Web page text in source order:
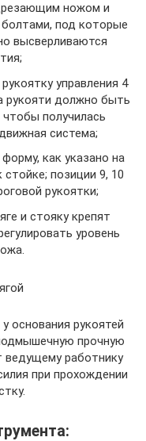
ножом и
под которые
высверливаются
управления 4
рукояти должно быть
получилась
система;
как указано на
позиции 9, 10
рукоятки;
и стояку крепят
уровень
основания рукоятей
прочную
ведущему работнику
при прохождении